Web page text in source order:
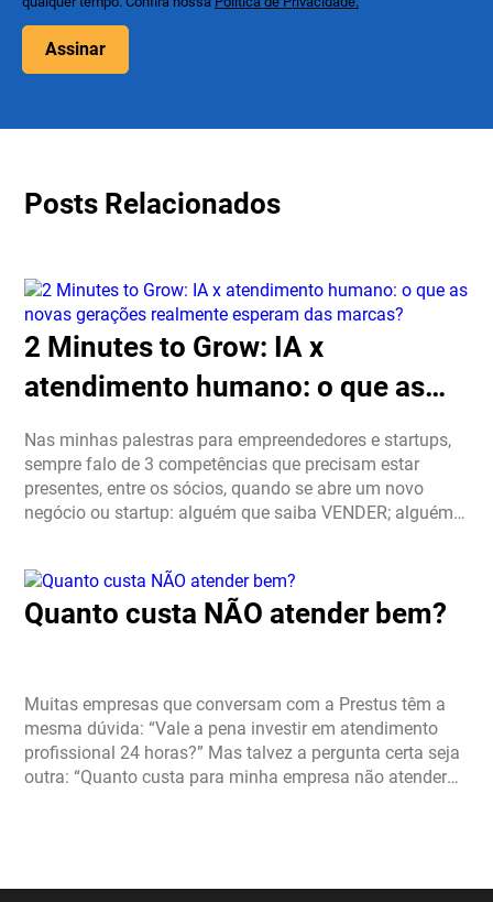
Assinar
Posts Relacionados
2 Minutes to Grow: IA x
atendimento humano: o que as
novas gerações realmente
esperam das marcas?
Nas minhas palestras para empreendedores e startups,
sempre falo de 3 competências que precisam estar
presentes, entre os sócios, quando se abre um novo
negócio ou startup: alguém que saiba VENDER; alguém
Quanto custa NÃO atender bem?
Muitas empresas que conversam com a Prestus têm a
mesma dúvida: “Vale a pena investir em atendimento
profissional 24 horas?” Mas talvez a pergunta certa seja
outra: “Quanto custa para minha empresa não atender